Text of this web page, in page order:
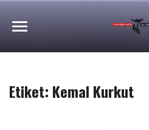
Etiket: Kemal Kurkut